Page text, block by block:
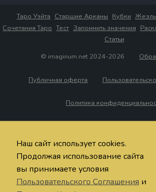
Таро Уэйта Старшие Арканы Кубки
Сочетания Таро Тест Запомнить значения
Статьи
© imaginum.net 2024-2026
Публичная оферта
Политика
Наш сайт использует cookies.
Продолжая использование сайта
вы принимаете условия
Пользовательского Соглашения и